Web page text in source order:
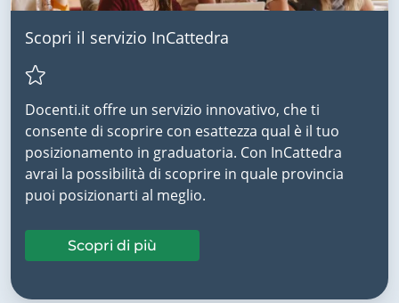
Scopri il servizio InCattedra
Docenti.it offre un servizio innovativo, che ti
consente di scoprire con esattezza qual è il tuo
posizionamento in graduatoria. Con InCattedra
avrai la possibilità di scoprire in quale provincia
puoi posizionarti al meglio.
Scopri di più